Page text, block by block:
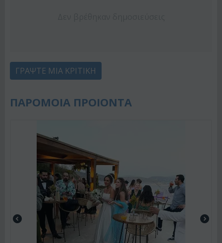
ΓΡΆΨΤΕ ΜΙΑ ΚΡΙΤΙΚΉ
ΠΑΡΟΜΟΙΑ ΠΡΟΙΟΝΤΑ